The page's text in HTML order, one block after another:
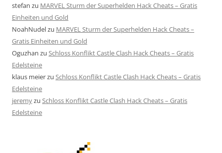
stefan zu MARVEL Sturm der Superhelden Hack Cheats – Gratis
Einheiten und Gold
NoahNudelzu MARVEL Sturm der Superhelden Hack Cheats –
Gratis Einheiten und Gold
Oguzhan zu Schloss Konflikt Castle Clash Hack Cheats – Gratis
Edelsteine
klaus meierzu Schloss Konflikt Castle Clash Hack Cheats – Gratis
Edelsteine
jeremyzu Schloss Konflikt Castle Clash Hack Cheats – Gratis
Edelsteine